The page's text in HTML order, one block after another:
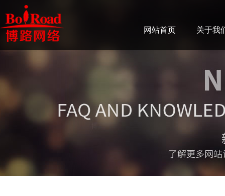
网站首页 关于我